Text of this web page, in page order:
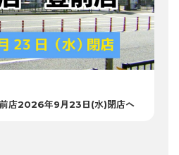
店2026年9月23日(水)閉店へ